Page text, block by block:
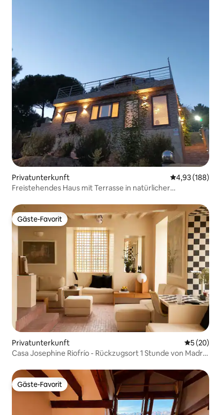
Privatunterkunft
4,93 (188)
Freistehendes Haus mit Terrasse in natürlicher
Gäste-Favorit
Gäste-Favorit
Privatunterkunft
5 (20)
Casa Josephine Riofrío - Rückzugsort 1 Stunde von Madrid
Gäste-Favorit
Gäste-Favorit